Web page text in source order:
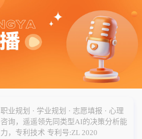
职业规划 · 学业规划 · 志愿填报 · 心理
咨询，遥遥领先同类型AI的决策分析能
力，专利技术 专利号:ZL 2020